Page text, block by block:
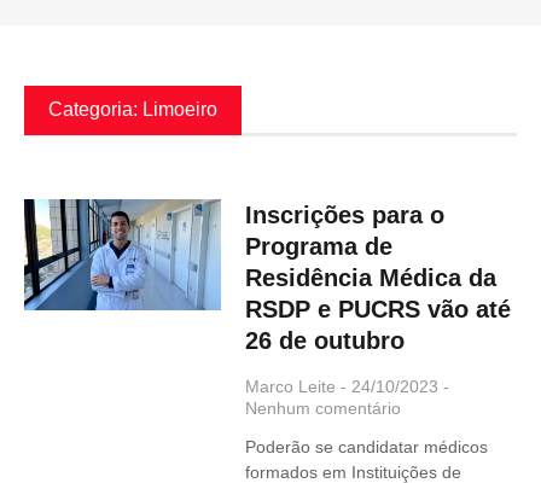
Categoria: Limoeiro
Inscrições para o
Programa de
Residência Médica da
RSDP e PUCRS vão até
26 de outubro
Marco Leite
24/10/2023
Nenhum comentário
Poderão se candidatar médicos
formados em Instituições de